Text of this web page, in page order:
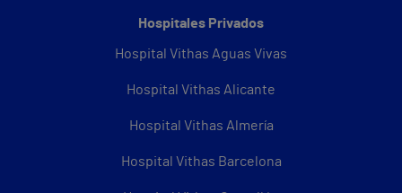
Hospitales Privados
Hospital Vithas Aguas Vivas
Hospital Vithas Alicante
Hospital Vithas Almería
Hospital Vithas Barcelona